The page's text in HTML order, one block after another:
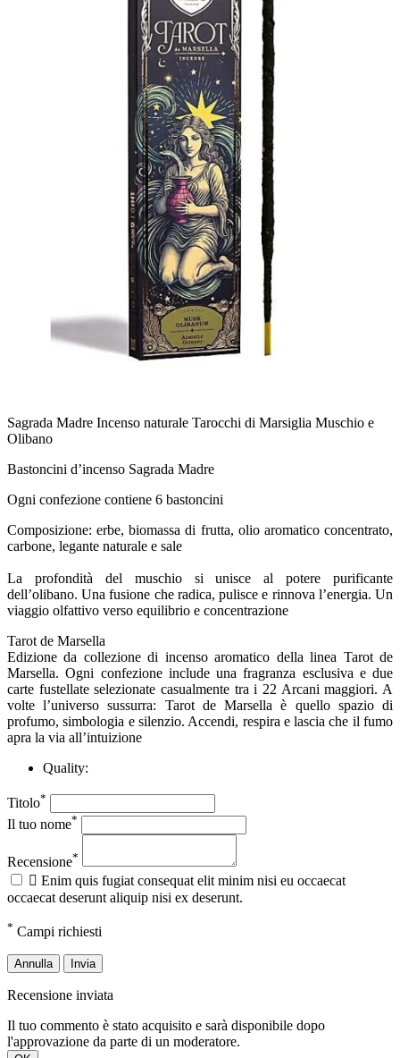
Sagrada Madre Incenso naturale Tarocchi di Marsiglia Muschio e
Olibano
Bastoncini d’incenso Sagrada Madre
Ogni confezione contiene 6 bastoncini
Composizione: erbe, biomassa di frutta, olio aromatico concentrato,
carbone, legante naturale e sale
La profondità del muschio si unisce al potere purificante
dell’olibano. Una fusione che radica, pulisce e rinnova l’energia. Un
viaggio olfattivo verso equilibrio e concentrazione
Tarot de Marsella
Edizione da collezione di incenso aromatico della linea Tarot de
Marsella. Ogni confezione include una fragranza esclusiva e due
carte fustellate selezionate casualmente tra i 22 Arcani maggiori. A
volte l’universo sussurra: Tarot de Marsella è quello spazio di
profumo, simbologia e silenzio. Accendi, respira e lascia che il fumo
apra la via all’intuizione
Quality:
Titolo*
Il tuo nome*
Recensione*
 Enim quis fugiat consequat elit minim nisi eu occaecat
occaecat deserunt aliquip nisi ex deserunt.
* Campi richiesti
Annulla Invia
Recensione inviata
Il tuo commento è stato acquisito e sarà disponibile dopo
l'approvazione da parte di un moderatore.